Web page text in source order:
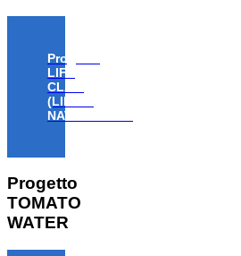
Progetto
LIFE
CLAW
(LIFE18
NAT/IT/000806)
Progetto
TOMATO
WATER